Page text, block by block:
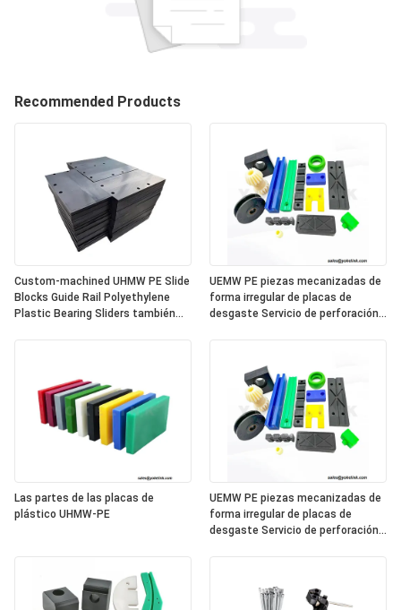
Recommended Products
Custom-machined UHMW PE Slide
Blocks Guide Rail Polyethylene
Plastic Bearing Sliders también
UEMW PE piezas mecanizadas de
forma irregular de placas de
desgaste Servicio de perforación
Las partes de las placas de
plástico UHMW-PE
UEMW PE piezas mecanizadas de
forma irregular de placas de
desgaste Servicio de perforación